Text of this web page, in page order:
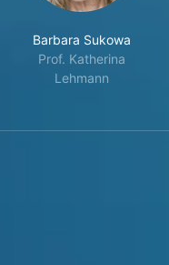
Barbara Sukowa
Prof. Katherina
Lehmann